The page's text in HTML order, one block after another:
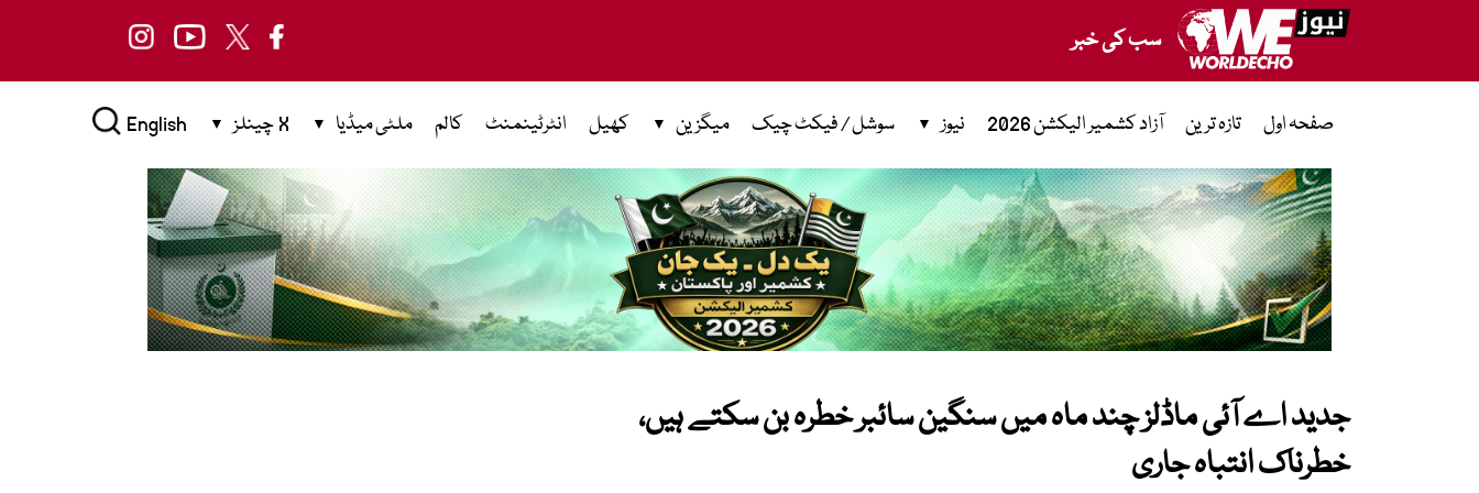
سب کی خبر
صفحہ اول تازہ ترین آزاد کشمیر الیکشن 2026 نیوز سوشل / فیکٹ چیک میگزین کھیل انٹرٹینمنٹ کالم ملٹی میڈیا X چینلز English
جدید اے آئی ماڈلز چند ماہ میں سنگین سائبر خطرہ بن سکتے ہیں،
خطرناک انتباہ جاری